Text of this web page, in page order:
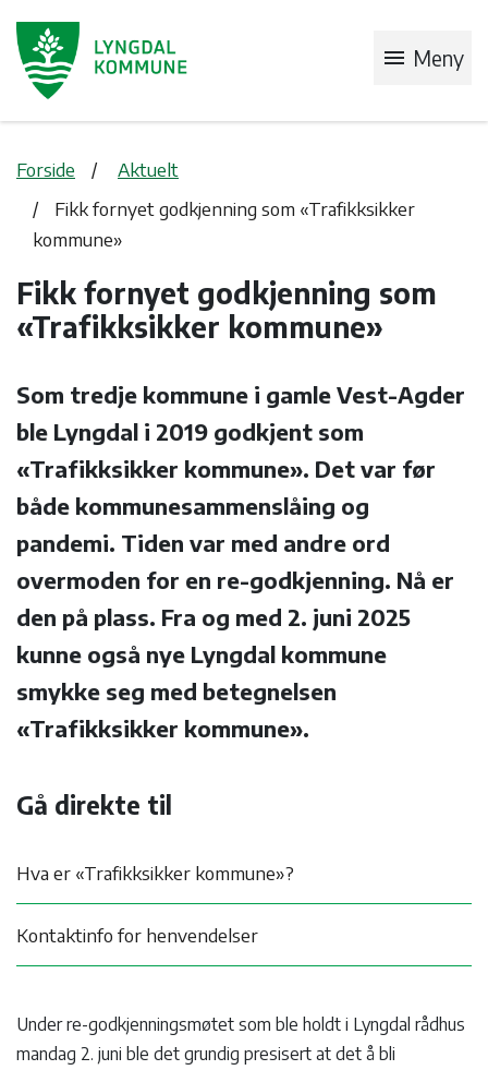
menu Meny
Forside
Aktuelt
Fikk fornyet godkjenning som «Trafikksikker
kommune»
Fikk fornyet godkjenning som
«Trafikksikker kommune»
Som tredje kommune i gamle Vest-Agder
ble Lyngdal i 2019 godkjent som
«Trafikksikker kommune». Det var før
både kommunesammenslåing og
pandemi. Tiden var med andre ord
overmoden for en re-godkjenning. Nå er
den på plass. Fra og med 2. juni 2025
kunne også nye Lyngdal kommune
smykke seg med betegnelsen
«Trafikksikker kommune».
Gå direkte til
Hva er «Trafikksikker kommune»?
Kontaktinfo for henvendelser
Under re-godkjenningsmøtet som ble holdt i Lyngdal rådhus
mandag 2. juni ble det grundig presisert at det å bli